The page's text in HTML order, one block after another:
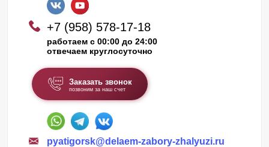
+7 (958) 578-17-18
работаем с 00:00 до 24:00
отвечаем круглосуточно
Заказать звонок
позвоним за наш счет
pyatigorsk@delaem-zabory-zhalyuzi.ru